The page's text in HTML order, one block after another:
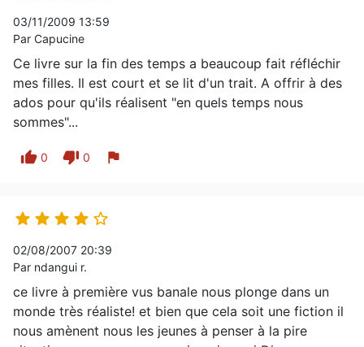
03/11/2009 13:59
Par Capucine
Ce livre sur la fin des temps a beaucoup fait réfléchir
mes filles. Il est court et se lit d'un trait. A offrir à des
ados pour qu'ils réalisent "en quels temps nous
sommes"...
thumb_up 0 thumb_down 0 flag
    
02/08/2007 20:39
Par ndangui r.
ce livre à première vus banale nous plonge dans un
monde très réaliste! et bien que cela soit une fiction il
nous amènent nous les jeunes à penser à la pire